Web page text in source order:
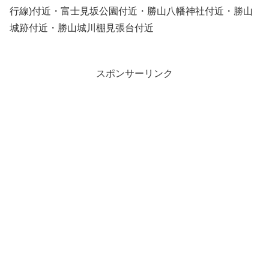
行線)付近・富士見坂公園付近・勝山八幡神社付近・勝山
城跡付近・勝山城川棚見張台付近
スポンサーリンク